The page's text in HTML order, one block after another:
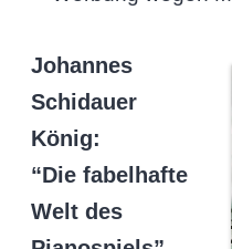
Johannes
Schidauer
König:
“Die fabelhafte
Welt des